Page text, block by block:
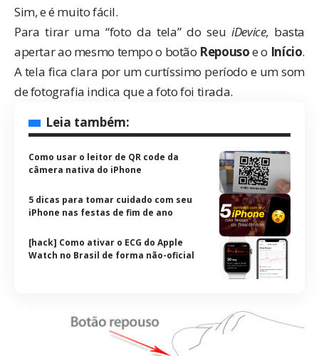
Sim, e é muito fácil.
Para tirar uma “foto da tela” do seuiDevice, basta
apertar ao mesmo tempo o botão Repousoe o Início.
A tela fica clara por um curtíssimo período e um som
de fotografia indica que a foto foi tirada.
Leia também:
Como usar o leitor de QR code da
câmera nativa do iPhone
5 dicas para tomar cuidado com seu
iPhone nas festas de fim de ano
[hack] Como ativar o ECG do Apple
Watch no Brasil de forma não-oficial